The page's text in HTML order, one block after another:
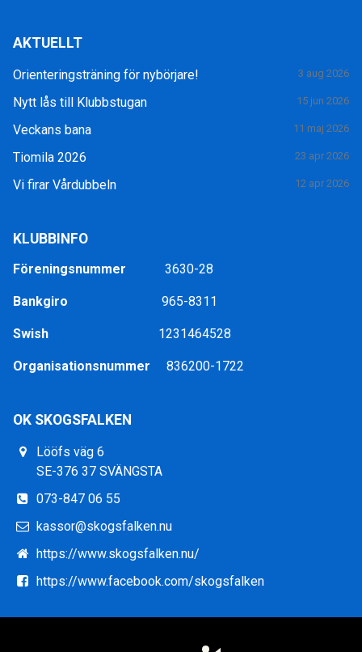
AKTUELLT
Orienteringsträning för nybörjare! 3 aug 2026
Nytt lås till Klubbstugan 15 jun 2026
Veckans bana 11 maj 2026
Tiomila 2026 23 apr 2026
Vi firar Vårdubbeln 12 apr 2026
KLUBBINFO
Föreningsnummer 3630-28
Bankgiro 965-8311
Swish 1231464528
Organisationsnummer 836200-1722
OK SKOGSFALKEN
Lööfs väg 6
SE-376 37 SVÄNGSTA
073-847 06 55
kassor@skogsfalken.nu
https://www.skogsfalken.nu/
https://www.facebook.com/skogsfalken